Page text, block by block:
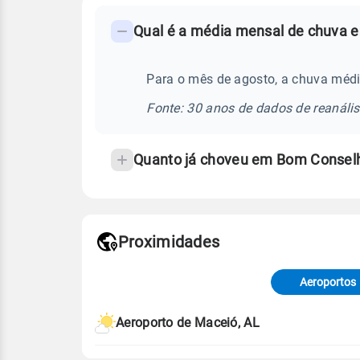
frequentes
temperatura
Qual é a média mensal de chuva
Para o mês de agosto, a chuva
Fonte: 30 anos de dados de
Quanto já choveu em Bom
de Tempo e Estudos Climáticos
Proximidades
Aeroportos
Aeroporto de Maceió, AL